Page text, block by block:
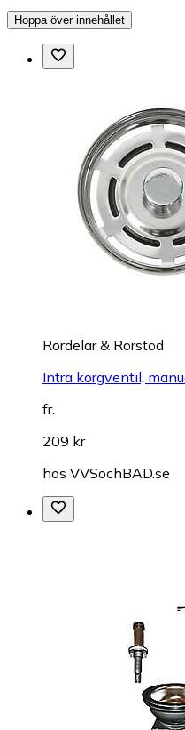
Hoppa över innehållet
Rördelar & Rörstöd
Intra korgventil,
fr.
209 kr
hos VVSochBAD.se